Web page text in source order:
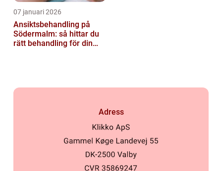
07 januari 2026
Ansiktsbehandling på
Södermalm: så hittar du
rätt behandling för din
Adress